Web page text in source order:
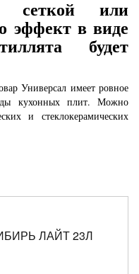
сеткойили
эффект в виде
будет
Универсал имеет ровное
кухонных плит. Можно
и стеклокерамических
ЛАЙТ 23Л